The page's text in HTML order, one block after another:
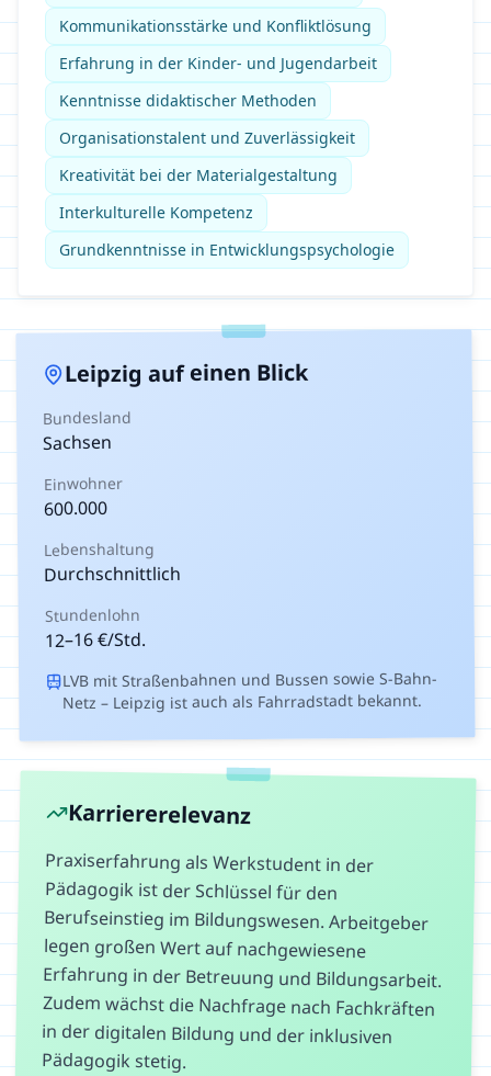
Kommunikationsstärke und Konfliktlösung
Erfahrung in der Kinder- und Jugendarbeit
Kenntnisse didaktischer Methoden
Organisationstalent und Zuverlässigkeit
Kreativität bei der Materialgestaltung
Interkulturelle Kompetenz
Grundkenntnisse in Entwicklungspsychologie
Leipzig auf einen Blick
Bundesland
Sachsen
Einwohner
600.000
Lebenshaltung
Durchschnittlich
Stundenlohn
12–16€/Std.
LVB mit Straßenbahnen und Bussen sowie S-Bahn-
Netz – Leipzig ist auch als Fahrradstadt bekannt.
Karriererelevanz
Praxiserfahrung als Werkstudent in der
Pädagogik ist der Schlüssel für den
Berufseinstieg im Bildungswesen. Arbeitgeber
legen großen Wert auf nachgewiesene
Erfahrung in der Betreuung und Bildungsarbeit.
Zudem wächst die Nachfrage nach Fachkräften
in der digitalen Bildung und der inklusiven
Pädagogik stetig.